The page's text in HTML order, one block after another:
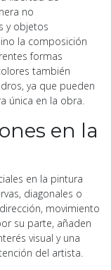
no
y objetos
la composición
formas
también
ya que pueden
única en la obra.
en la
en la pintura
diagonales o
movimiento
su parte, añaden
visual y una
del artista.